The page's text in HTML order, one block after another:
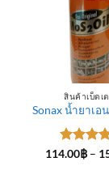
สินค้าเบ็ดเ
Sonax น้ำยาเอ
ให้คะแ
114.00฿ –